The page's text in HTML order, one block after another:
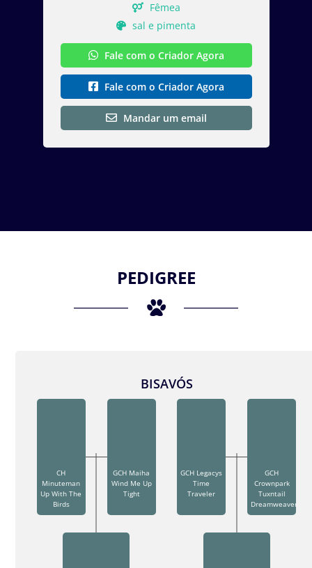
Fêmea
sal e pimenta
Fale com o Criador Agora
Fale com o Criador Agora
Mandar um email
PEDIGREE
BISAVÓS
CH
Minuteman
Up With The
Birds
GCH Maiha
Wind Me Up
Tight
GCH Legacys
Time
Traveler
GCH
Crownpark
Tuxntail
Dreamweaver